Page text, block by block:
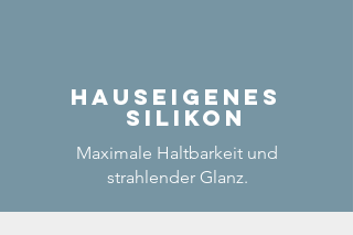
Hauseigenes
Silikon
Maximale Haltbarkeit und
strahlender Glanz.